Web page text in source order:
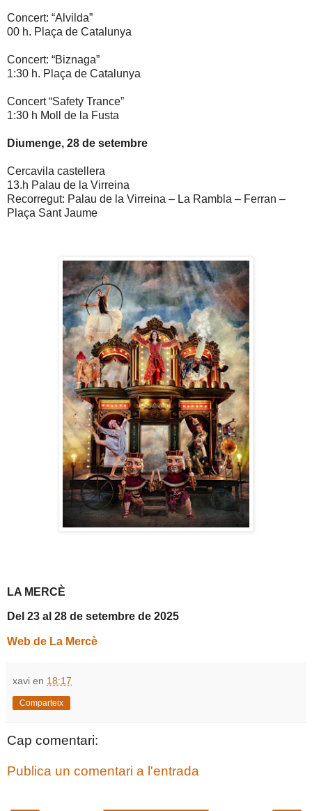
Concert: “Alvilda”
00 h. Plaça de Catalunya
Concert: “Biznaga”
1:30 h. Plaça de Catalunya
Concert “Safety Trance”
1:30 h Moll de la Fusta
Diumenge, 28 de setembre
Cercavila castellera
13.h Palau de la Virreina
Recorregut: Palau de la Virreina – La Rambla – Ferran –
Plaça Sant Jaume
LA MERCÈ
Del 23 al 28 de setembre de 2025
Web de La Mercè
xavi en 18:17
Comparteix
Cap comentari:
Publica un comentari a l'entrada